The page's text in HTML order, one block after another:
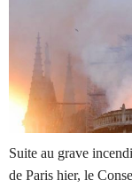
Suite au grave
de Paris hier, le